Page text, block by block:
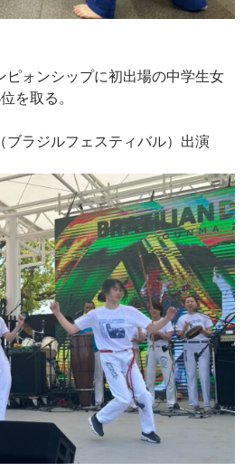
ピォンシップに初出場の中学生女
を取る。
ブラジルフェスティバル）出演